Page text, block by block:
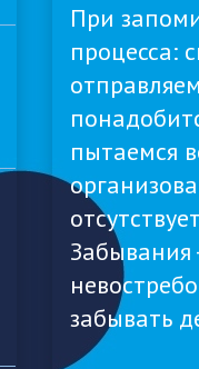
При
процесса:
пытаемся
Забывания
забывать